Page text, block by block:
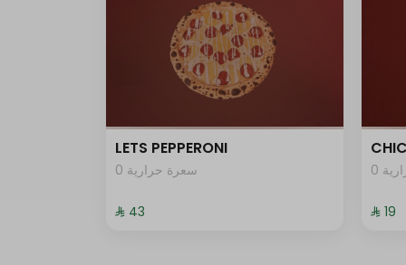
LETS PEPPERONI
0 سعرة حرارية
⁨⁦‪‬ 43⁩ ⁨⁦‪‬ 19⁩